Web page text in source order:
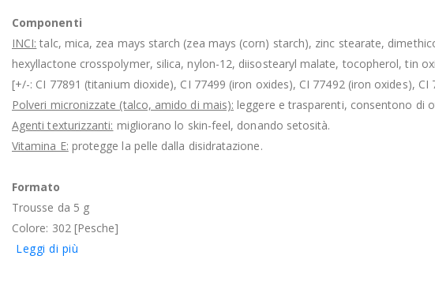
Componenti
INCI: talc, mica, zea mays starch (zea mays (corn) starch), zinc stearate,
hexyllactone crosspolymer, silica, nylon-12, diisostearyl malate, tocopherol, tin
[+/-: CI 77891 (titanium dioxide), CI 77499 (iron oxides), CI 77492 (iron oxides),
Polveri micronizzate (talco, amido di mais): leggere e trasparenti, consentono di
Agenti texturizzanti: migliorano lo skin-feel, donando setosità.
Vitamina E: protegge la pelle dalla disidratazione.
Formato
Trousse da 5 g
Colore: 302 [Pesche]
Leggi di più